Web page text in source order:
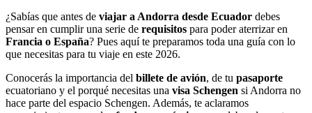
¿Sabías que antes de viajar a Andorra desde Ecuador debes
pensar en cumplir una serie de requisitos para poder aterrizar en
Francia o España? Pues aquí te preparamos toda una guía con lo
que necesitas para tu viaje en este 2026.
Conocerás la importancia del billete de avión, de tu pasaporte
ecuatoriano y el porqué necesitas una visa Schengen si Andorra no
hace parte del espacio Schengen. Además, te aclaramos